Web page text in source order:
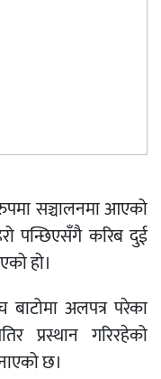
सञ्चालनमा आएको
पन्छिएसँगै करिब दुई
हो।
अलपत्र परेका
प्रस्थान गरिरहेको
छ।